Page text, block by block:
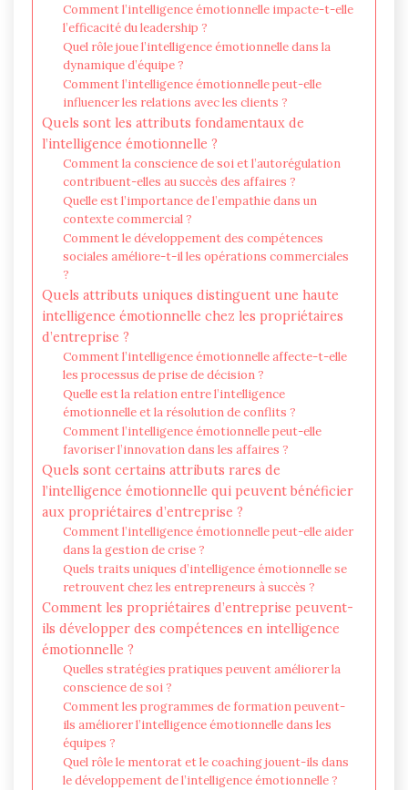
Comment l’intelligence émotionnelle impacte-t-elle
l’efficacité du leadership ?
Quel rôle joue l’intelligence émotionnelle dans la
dynamique d’équipe ?
Comment l’intelligence émotionnelle peut-elle
influencer les relations avec les clients ?
Quels sont les attributs fondamentaux de
l’intelligence émotionnelle ?
Comment la conscience de soi et l’autorégulation
contribuent-elles au succès des affaires ?
Quelle est l’importance de l’empathie dans un
contexte commercial ?
Comment le développement des compétences
sociales améliore-t-il les opérations commerciales
?
Quels attributs uniques distinguent une haute
intelligence émotionnelle chez les propriétaires
d’entreprise ?
Comment l’intelligence émotionnelle affecte-t-elle
les processus de prise de décision ?
Quelle est la relation entre l’intelligence
émotionnelle et la résolution de conflits ?
Comment l’intelligence émotionnelle peut-elle
favoriser l’innovation dans les affaires ?
Quels sont certains attributs rares de
l’intelligence émotionnelle qui peuvent bénéficier
aux propriétaires d’entreprise ?
Comment l’intelligence émotionnelle peut-elle aider
dans la gestion de crise ?
Quels traits uniques d’intelligence émotionnelle se
retrouvent chez les entrepreneurs à succès ?
Comment les propriétaires d’entreprise peuvent-
ils développer des compétences en intelligence
émotionnelle ?
Quelles stratégies pratiques peuvent améliorer la
conscience de soi ?
Comment les programmes de formation peuvent-
ils améliorer l’intelligence émotionnelle dans les
équipes ?
Quel rôle le mentorat et le coaching jouent-ils dans
le développement de l’intelligence émotionnelle ?